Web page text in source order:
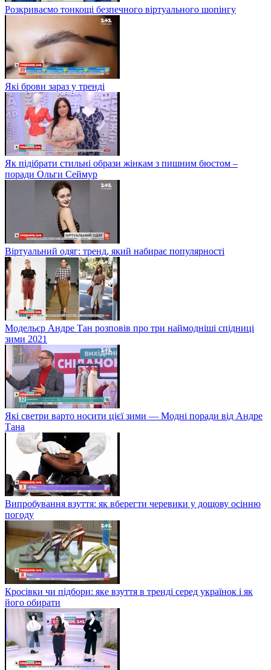
Розкриваємо тонкощі безпечного віртуального шопінгу
Які брови зараз у тренді
Як підібрати стильні образи жінкам з пишним бюстом –
поради Ольги Сеймур
Віртуальний одяг: тренд, який набирає популярності
Модельєр Андре Тан розповів про три наймодніші спідниці
зими 2021
Які светри варто носити цієї зими — Модні поради від Андре
Тана
Випробування взуття: як вберегти черевики у дощову осінню
погоду
Кросівки чи підбори: яке взуття в тренді серед українок і як
його обирати